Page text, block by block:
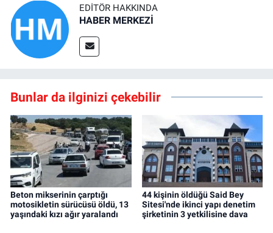
EDITÖR HAKKINDA
HABER MERKEZİ
Bunlar da ilginizi çekebilir
Beton mikserinin çarptığı
motosikletin sürücüsü öldü, 13
yaşındaki kızı ağır yaralandı
44 kişinin öldüğü Said Bey
Sitesi'nde ikinci yapı denetim
şirketinin 3 yetkilisine dava